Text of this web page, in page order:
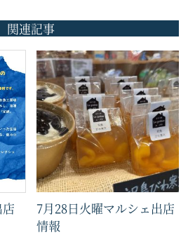
関連記事
7月28日火曜マルシェ出店
情報